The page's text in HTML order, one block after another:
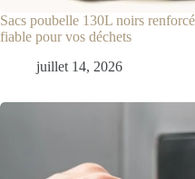
Sacs poubelle 130L noirs
fiable pour vos déchets
juillet 14, 2026